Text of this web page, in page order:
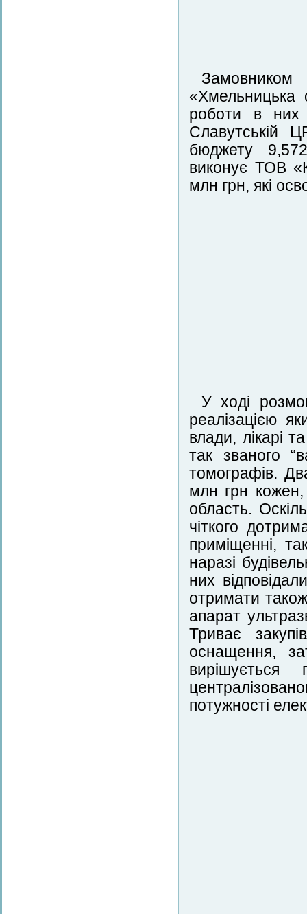
Замовником
«Хмельницька
роботи в них
Славутській
бюджету
виконує ТОВ
млн грн, які
У ході
реалізацією
влади, лікарі
так званого
томографів.
млн грн
область.
чіткого
приміщенні,
наразі
них
отримати
апарат
Триває
оснащення,
потужності